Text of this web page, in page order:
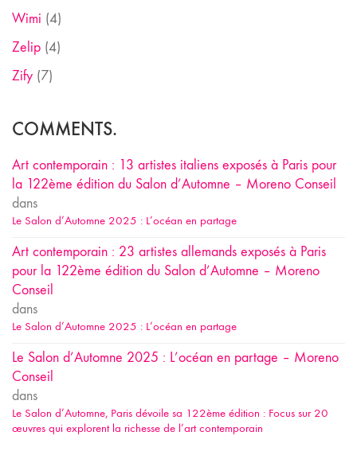
Wimi (4)
Zelip (4)
Zify (7)
COMMENTS.
Art contemporain : 13 artistes italiens exposés à Paris pour
la 122ème édition du Salon d’Automne – Moreno Conseil
dans
Le Salon d’Automne 2025 : L’océan en partage
Art contemporain : 23 artistes allemands exposés à Paris
pour la 122ème édition du Salon d’Automne – Moreno
Conseil
dans
Le Salon d’Automne 2025 : L’océan en partage
Le Salon d’Automne 2025 : L’océan en partage – Moreno
Conseil
dans
Le Salon d’Automne, Paris dévoile sa 122ème édition : Focus sur 20
œuvres qui explorent la richesse de l’art contemporain